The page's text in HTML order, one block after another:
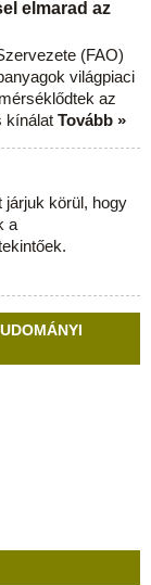
elmarad az
(FAO)
világpiaci
az
kínálat Tovább »
járjuk körül, hogy
a